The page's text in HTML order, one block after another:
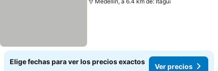
Elige fechas para ver los precios exactos
Ver precios